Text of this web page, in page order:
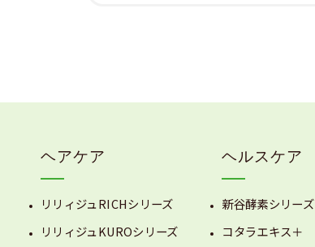
ヘアケア
リリィジュRICHシリーズ
リリィジュKUROシリーズ
ヘルスケア
新谷酵素シリーズ
コタラエキス＋